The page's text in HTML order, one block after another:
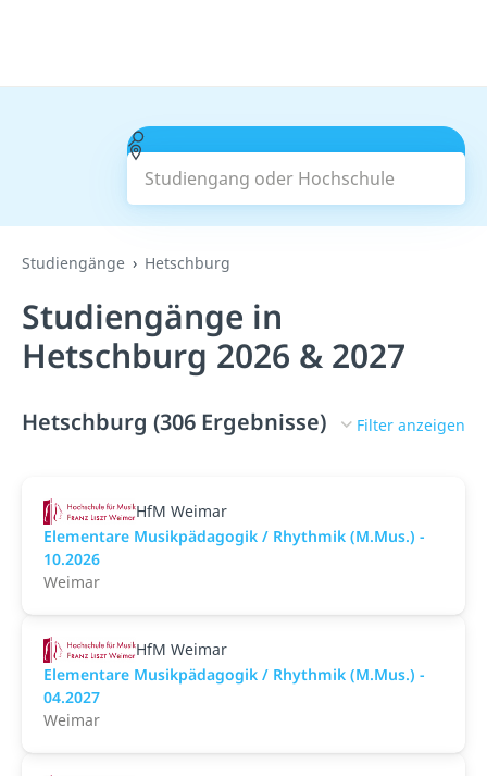
Studiengang oder Hochschule
Suchen
Studiengänge Hetschburg
Studiengänge in
Hetschburg 2026 & 2027
Hetschburg (306 Ergebnisse) Filter anzeigen
HfM Weimar
Elementare Musikpädagogik / Rhythmik (M.Mus.) -
10.2026
Weimar
HfM Weimar
Elementare Musikpädagogik / Rhythmik (M.Mus.) -
04.2027
Weimar